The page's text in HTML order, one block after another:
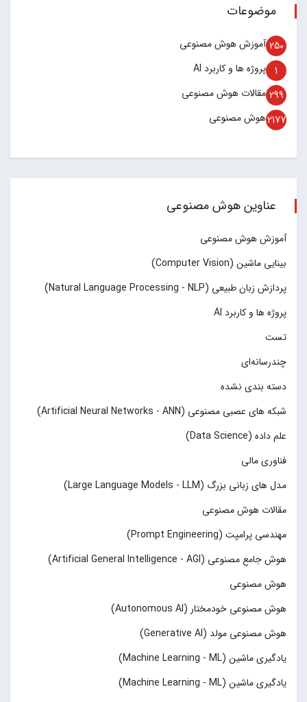
موضوعات
آموزش هوش مصنوعی 250
پروژه ها و کاربرد AI 1
مقالات هوش مصنوعی 299
هوش مصنوعی2177
عناوین هوش مصنوعی
آموزش هوش مصنوعی
بینایی ماشین (Computer Vision)
پردازش زبان طبیعی (Natural Language Processing - NLP)
پروژه ها و کاربرد AI
تست
چند‌‌رسانه‌ای
دسته بندی نشده
شبکه های عصبی مصنوعی (Artificial Neural Networks - ANN)
علم داده (Data Science)
فناوری مالی
مدل های زبانی بزرگ (Large Language Models - LLM)
مقالات هوش مصنوعی
مهندسی پرامپت (Prompt Engineering)
هوش جامع مصنوعی (Artificial General Intelligence - AGI)
هوش مصنوعی
هوش مصنوعی خودمختار (Autonomous AI)
هوش مصنوعی مولد (Generative AI)
یادگیری ماشین (Machine Learning - ML)
یادگیری ماشین (Machine Learning - ML)